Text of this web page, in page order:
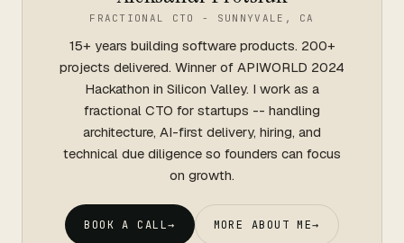
FRACTIONAL CTO - SUNNYVALE, CA
15+ years building software products. 200+
projects delivered. Winner of APIWORLD 2024
Hackathon in Silicon Valley. I work as a
fractional CTO for startups -- handling
architecture, AI-first delivery, hiring, and
technical due diligence so founders can focus
on growth.
BOOK A CALL→ MORE ABOUT ME→